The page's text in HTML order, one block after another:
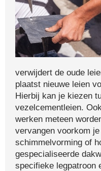
verwijdert de oude
plaatst nieuwe leien
Hierbij kan je kiezen
vezelcementleien.
werken meteen
vervangen voorkom
schimmelvorming of
gespecialiseerde
specifieke legpatroon